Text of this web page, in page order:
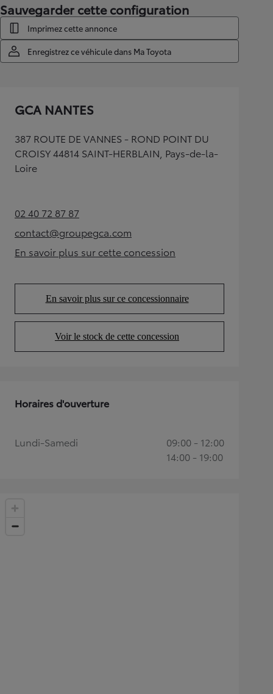
Sauvegarder cette configuration
Imprimez cette annonce
Enregistrez ce véhicule dans Ma Toyota
GCA NANTES
387 ROUTE DE VANNES - ROND POINT DU
CROISY 44814 SAINT-HERBLAIN, Pays-de-la-
Loire
02 40 72 87 87(Opens in new tab)
contact@groupegca.com
(Opens in new tab)
En savoir plus sur cette concession
(Opens in new tab)
En savoir plus sur ce concessionnaire
(Opens in new tab)
Voir le stock de cette concession
(Opens in new tab)
Horaires d'ouverture
Lundi-Samedi
09:00 - 12:00
14:00 - 19:00